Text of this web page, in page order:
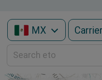
MX